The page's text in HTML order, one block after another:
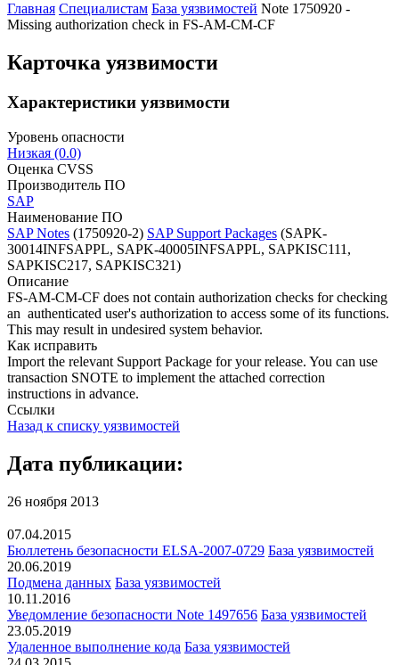
Главная Специалистам База уязвимостей Note 1750920 -
Missing authorization check in FS-AM-CM-CF
Карточка уязвимости
Характеристики уязвимости
Уровень опасности
Низкая (0.0)
Оценка CVSS
Производитель ПО
SAP
Наименование ПО
SAP Notes (1750920-2) SAP Support Packages (SAPK-
30014INFSAPPL, SAPK-40005INFSAPPL, SAPKISC111,
SAPKISC217, SAPKISC321)
Описание
FS-AM-CM-CF does not contain authorization checks for checking
an authenticated user's authorization to access some of its functions.
This may result in undesired system behavior.
Как исправить
Import the relevant Support Package for your release. You can use
transaction SNOTE to implement the attached correction
instructions in advance.
Ссылки
Назад к списку уязвимостей
Дата публикации:
26 ноября 2013
07.04.2015
Бюллетень безопасности ELSA-2007-0729 База уязвимостей
20.06.2019
Подмена данных База уязвимостей
10.11.2016
Уведомление безопасности Note 1497656 База уязвимостей
23.05.2019
Удаленное выполнение кода База уязвимостей